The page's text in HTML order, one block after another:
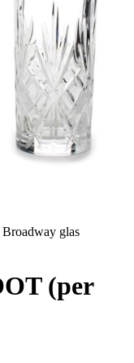
Broadway glas
(per